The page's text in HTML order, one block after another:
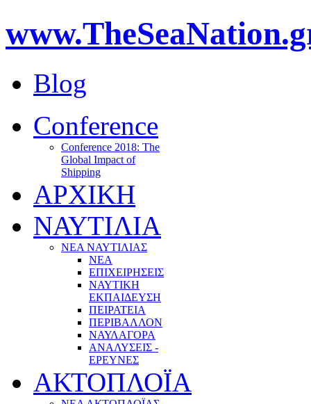
Blog
Conference
Conference 2018: The
Global Impact of
Shipping
ΑΡΧΙΚΗ
ΝΑΥΤΙΛΙΑ
ΝΕΑ ΝΑΥΤΙΛΙΑΣ
ΝΕΑ
ΕΠΙΧΕΙΡΗΣΕΙΣ
ΝΑΥΤΙΚΗ
ΕΚΠΑΙΔΕΥΣΗ
ΠΕΙΡΑΤΕΙΑ
ΠΕΡΙΒΑΛΛΟΝ
ΝΑΥΛΑΓΟΡΑ
ΑΝΑΛΥΣΕΙΣ -
ΕΡΕΥΝΕΣ
ΑΚΤΟΠΛΟΪΑ